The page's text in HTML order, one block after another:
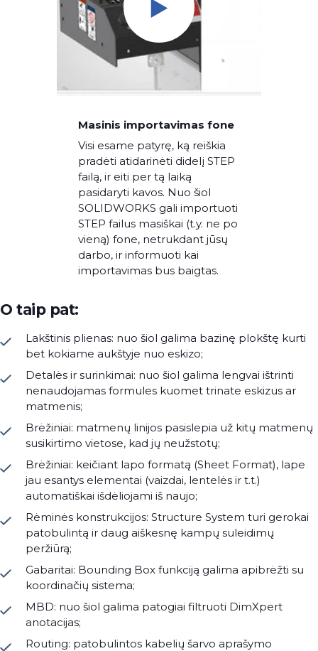
Masinis importavimas fone
Visi esame patyrę, ką reiškia
pradėti atidarinėti didelį STEP
failą, ir eiti per tą laiką
pasidaryti kavos. Nuo šiol
SOLIDWORKS gali importuoti
STEP failus masiškai (t.y. ne po
vieną) fone, netrukdant jūsų
darbo, ir informuoti kai
importavimas bus baigtas.
O taip pat:
Lakštinis plienas: nuo šiol galima bazinę plokštę kurti
bet kokiame aukštyje nuo eskizo;
Detalės ir surinkimai: nuo šiol galima lengvai ištrinti
nenaudojamas formules kuomet trinate eskizus ar
matmenis;
Brėžiniai: matmenų linijos pasislepia už kitų matmenų
susikirtimo vietose, kad jų neužstotų;
Brėžiniai: keičiant lapo formatą (Sheet Format), lape
jau esantys elementai (vaizdai, lentelės ir t.t.)
automatiškai išdėliojami iš naujo;
Rėminės konstrukcijos: Structure System turi gerokai
patobulintą ir daug aiškesnę kampų suleidimų
peržiūrą;
Gabaritai: Bounding Box funkciją galima apibrėžti su
koordinačių sistema;
MBD: nuo šiol galima patogiai filtruoti DimXpert
anotacijas;
Routing: patobulintos kabelių šarvo aprašymo